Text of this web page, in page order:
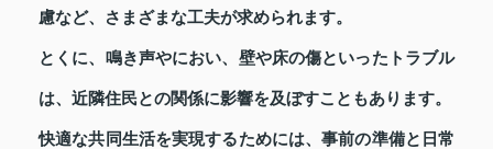
慮など、さまざまな工夫が求められます。
とくに、鳴き声やにおい、壁や床の傷といったトラブル
は、近隣住民との関係に影響を及ぼすこともあります。
快適な共同生活を実現するためには、事前の準備と日常